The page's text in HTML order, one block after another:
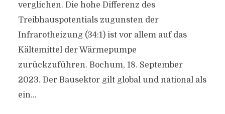
verglichen. Die hohe Differenz des
Treibhauspotentials zugunsten der
Infrarotheizung (34:1) ist vor allem auf das
Kältemittel der Wärmepumpe
zurückzuführen. Bochum, 18. September
2023. Der Bausektor gilt global und national als
ein...